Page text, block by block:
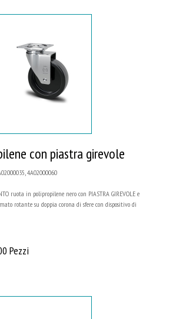
con piastra girevole
4A02000060
ruota in polipropilene nero con PIASTRA GIREVOLE e
rotante su doppia corona di sfere con dispositivo di
Pezzi